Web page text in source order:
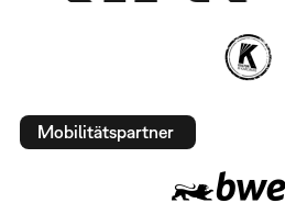
Mobilitätspartner